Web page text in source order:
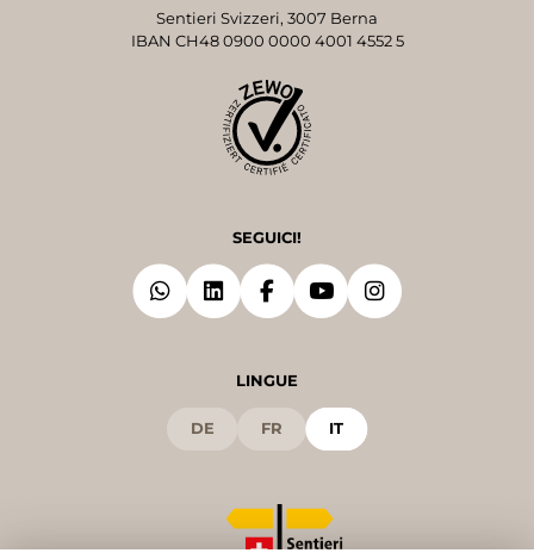
Sentieri Svizzeri, 3007 Berna
IBAN CH48 0900 0000 4001 4552 5
SEGUICI!
LINGUE
DE FR IT